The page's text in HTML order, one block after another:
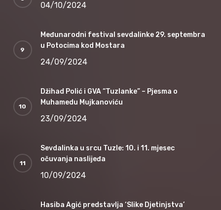
04/10/2024
Međunarodni festival sevdalinke 29. septembra
u Potocima kod Mostara
24/09/2024
Džihad Polić i GVA “Tuzlanke” – Pjesma o
Muhamedu Mujkanoviću
23/09/2024
Sevdalinka u srcu Tuzle: 10. i 11. mjesec
očuvanja naslijeđa
10/09/2024
Hasiba Agić predstavlja ‘Slike Djetinjstva’